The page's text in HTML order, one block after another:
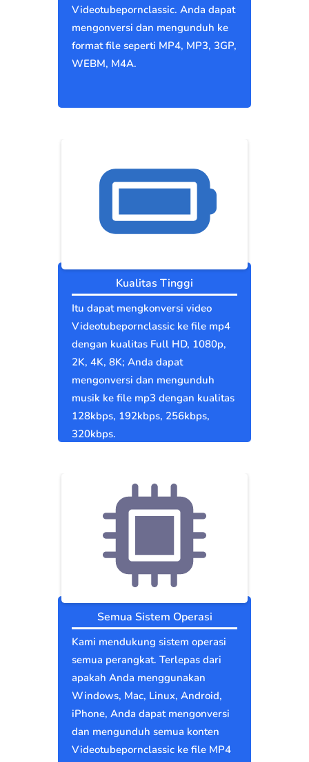
Videotubepornclassic. Anda dapat
mengonversi dan mengunduh ke
format file seperti MP4, MP3, 3GP,
WEBM, M4A.
Kualitas Tinggi
Itu dapat mengkonversi video
Videotubepornclassic ke file mp4
dengan kualitas Full HD, 1080p,
2K, 4K, 8K; Anda dapat
mengonversi dan mengunduh
musik ke file mp3 dengan kualitas
128kbps, 192kbps, 256kbps,
320kbps.
Semua Sistem Operasi
Kami mendukung sistem operasi
semua perangkat. Terlepas dari
apakah Anda menggunakan
Windows, Mac, Linux, Android,
iPhone, Anda dapat mengonversi
dan mengunduh semua konten
Videotubepornclassic ke file MP4